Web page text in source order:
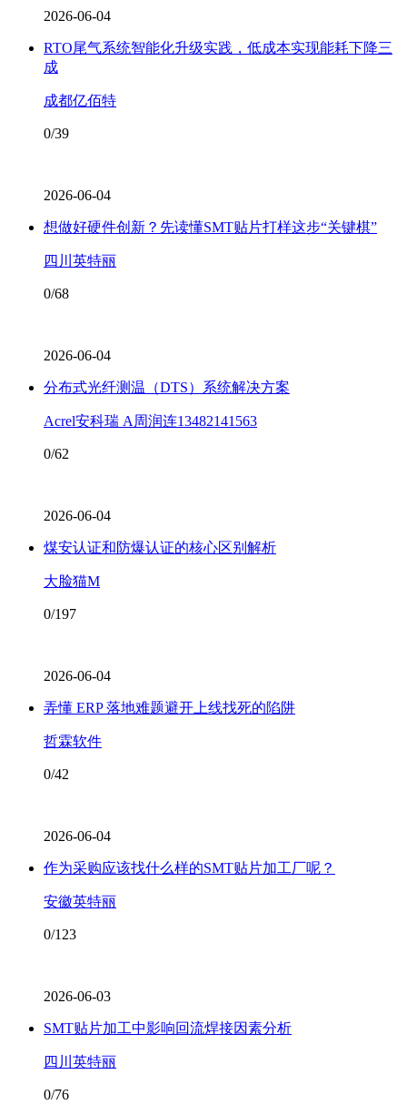
2026-06-04
RTO尾气系统智能化升级实践，低成本实现能耗下降三
成
成都亿佰特
0/39
2026-06-04
想做好硬件创新？先读懂SMT贴片打样这步“关键棋”
四川英特丽
0/68
2026-06-04
分布式光纤测温（DTS）系统解决方案
Acrel安科瑞 A周润连13482141563
0/62
2026-06-04
煤安认证和防爆认证的核心区别解析
大脸猫M
0/197
2026-06-04
弄懂 ERP 落地难题避开上线找死的陷阱
哲霖软件
0/42
2026-06-04
作为采购应该找什么样的SMT贴片加工厂呢？
安徽英特丽
0/123
2026-06-03
SMT贴片加工中影响回流焊接因素分析
四川英特丽
0/76